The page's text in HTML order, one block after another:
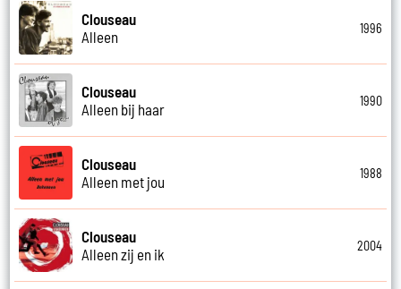
Clouseau
Alleen
1996
Clouseau
Alleen bij haar
1990
Clouseau
Alleen met jou
1988
Clouseau
Alleen zij en ik
2004